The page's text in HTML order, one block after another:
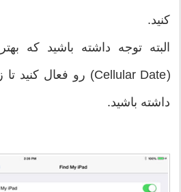
کنید.
البته توجه داشته باشید که
داشته باشید.